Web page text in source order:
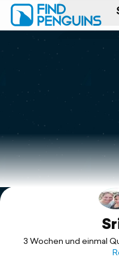
Print a book
Flyover video
Explore
3 Wochen und einmal
Dschungel und ins